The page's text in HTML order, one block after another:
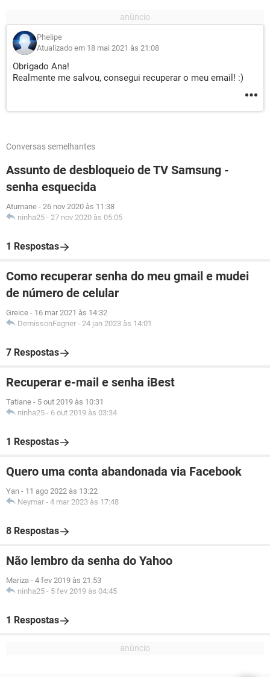
Phelipe
Atualizado em 18 mai 2021 às 21:08
Obrigado Ana!
Realmente me salvou, consegui recuperar o meu email! :)
Conversas semelhantes
Assunto de desbloqueio de TV Samsung -
senha esquecida
Atumane - 26 nov 2020 às 11:38
ninha25 - 27 nov 2020 às 05:05
1 Respostas
Como recuperar senha do meu gmail e mudei
de número de celular
Greice - 16 mar 2021 às 14:32
DemissonFagner - 24 jan 2023 às 14:01
7 Respostas
Recuperar e-mail e senha iBest
Tatiane - 5 out 2019 às 10:31
ninha25 - 6 out 2019 às 03:34
1 Respostas
Quero uma conta abandonada via Facebook
Yan - 11 ago 2022 às 13:22
Neymar - 4 mar 2023 às 17:48
8 Respostas
Não lembro da senha do Yahoo
Mariza - 4 fev 2019 às 21:53
ninha25 - 5 fev 2019 às 04:45
1 Respostas